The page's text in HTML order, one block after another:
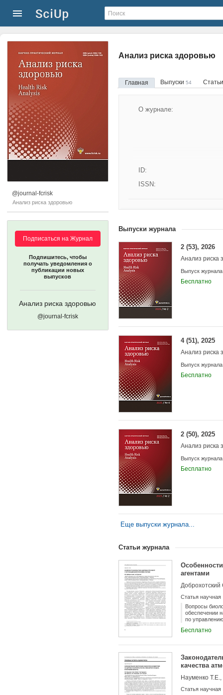
@journal-fcrisk
Анализ риска здоровью
Подписаться на Журнал
Подпишитесь, чтобы
получать уведомления о
публикации новых
выпусков
Анализ риска здоровью
@journal-fcrisk
Анализ риска здоровью
Главная Выпуски 54
О журнале:
ID:
ISSN:
Выпуски журнала
2 (53), 2026
Анализ риска
Выпуск журнала
Бесплатно
4 (51), 2025
Анализ риска
Выпуск журнала
Бесплатно
2 (50), 2025
Анализ риска
Выпуск журнала
Бесплатно
Еще выпуски журнала...
Статьи журнала
агентами
Статья научная
Вопросы
обеспечении
по
биорисками
Бесплатно
качества
Науменко
Статья научная